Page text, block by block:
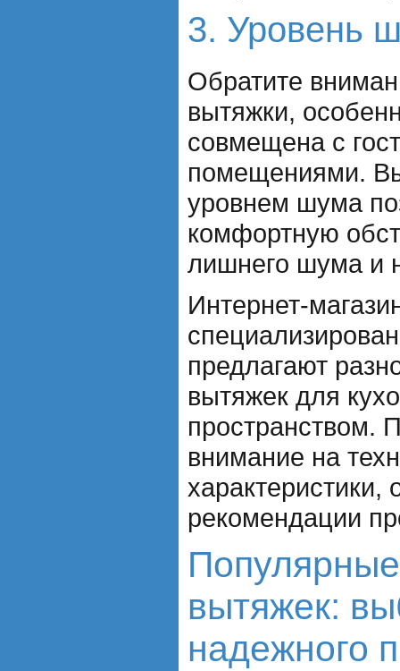
3. Уровень
Обратите
вытяжки,
совмещена с
помещениями.
уровнем шума
комфортную
лишнего шума и
Интернет-
предлагают
вытяжек для
пространством.
внимание на
характеристики,
рекомендации
вытяжек:
надежного